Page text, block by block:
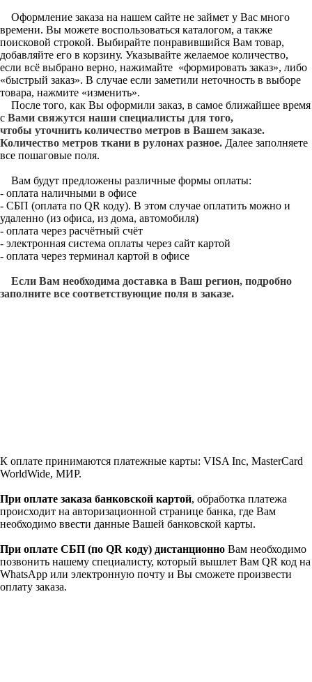
Оформление заказа на нашем сайте не займет у Вас много
времени. Вы можете воспользоваться каталогом, а также
поисковой строкой. Выбирайте понравившийся Вам товар,
добавляйте его в корзину. Указывайте желаемое количество,
если всё выбрано верно, нажимайте «формировать заказ», либо
«быстрый заказ». В случае если заметили неточность в выборе
товара, нажмите «изменить».
После того, как Вы оформили заказ, в самое ближайшее время
с Вами свяжутся наши специалисты для того,
чтобы уточнить количество метров в Вашем заказе.
Количество метров ткани в рулонах разное. Далее заполняете
все пошаговые поля.
Вам будут предложены различные формы оплаты:
- оплата наличными в офисе
- СБП (оплата по QR коду). В этом случае оплатить можно и
удаленно (из офиса, из дома, автомобиля)
- оплата через расчётный счёт
- электронная система оплаты через сайт картой
- оплата через терминал картой в офисе
Если Вам необходима доставка в Ваш регион, подробно
заполните все соответствующие поля в заказе.
К оплате принимаются платежные карты: VISA Inc, MasterCard
WorldWide, МИР.
При оплате заказа банковской картой, обработка платежа
происходит на авторизационной странице банка, где Вам
необходимо ввести данные Вашей банковской карты.
При оплате СБП (по QR коду) дистанционно Вам необходимо
позвонить нашему специалисту, который вышлет Вам QR код на
WhatsApp или электронную почту и Вы сможете произвести
оплату заказа.